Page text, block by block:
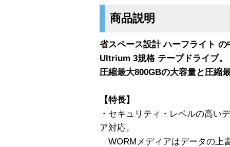
商品説明
省スペース設計 ハーフライト
Ultrium 3規格 テープドライブ。
圧縮最大800GBの大容量と圧縮
【特長】
・セキュリティ・レベルの高い
ア対応。
WORMメディアはデータの上